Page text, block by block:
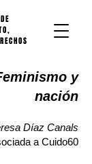
y
nación
Díaz Canals
a Cuido60